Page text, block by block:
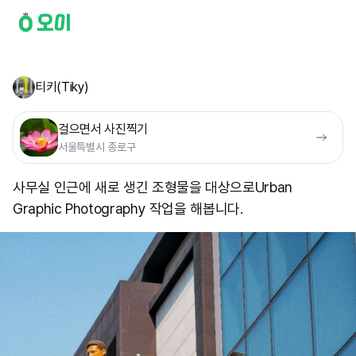
티키(Tiky)
걸으면서 사진찍기
서울특별시 종로구
사무실 인근에 새로 생긴 조형물을 대상으로 ​Urban
Graphic Photography 작업을 해봅니다.